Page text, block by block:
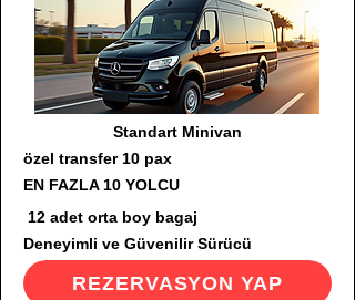
Standart Minivan
özel transfer 10 pax
EN FAZLA 10 YOLCU
12 adet orta boy bagaj
Deneyimli ve Güvenilir Sürücü
REZERVASYON YAP